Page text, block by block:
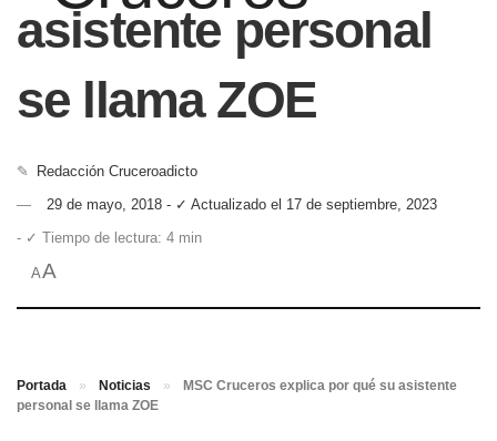
asistente personal
se llama ZOE
✎
Redacción Cruceroadicto
29 de mayo, 2018 - ✓ Actualizado el 17 de septiembre, 2023
- ✓ Tiempo de lectura: 4 min
AA
Portada » Noticias »
MSC Cruceros explica por qué su asistente
personal se llama ZOE